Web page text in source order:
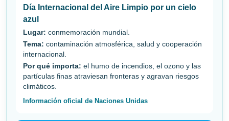
Día Internacional del Aire Limpio por un cielo
azul
Lugar: conmemoración mundial.
Tema: contaminación atmosférica, salud y cooperación
internacional.
Por qué importa: el humo de incendios, el ozono y las
partículas finas atraviesan fronteras y agravan riesgos
climáticos.
Información oficial de Naciones Unidas